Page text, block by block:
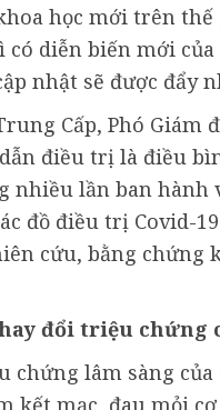
học mới trên
có diễn biến mới
nhật sẽ được
Cấp, Phó
điều trị là điều
nhiều lần ban
đồ điều trị Covid-
cứu, bằng chứng
đổi triệu chứng
chứng lâm sàng
kết mạc, đau mỏi